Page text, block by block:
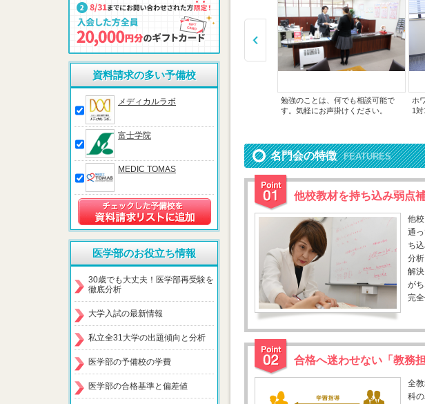
毎日使用可能な、静かで集中できる
自習室を設置しています。
教室で終日勉強する人が多く、休憩
勉強のことは、何でも相談可能で
す。気軽にお声掛けください。
ホ
1対
名門会の特徴 FEATURES
他校教材を持ち込み弱点
他
通
ち
分
解
が
完
合格へ迷わせない「教務担
全
科
資料請求の多い予備校
メディカルラボ
富士学院
MEDIC TOMAS
医学部のお役立ち情報
30歳でも大丈夫！医学部再受験を
徹底分析
大学入試の最新情報
私立全31大学の出題傾向と分析
医学部の予備校の学費
医学部の合格基準と偏差値